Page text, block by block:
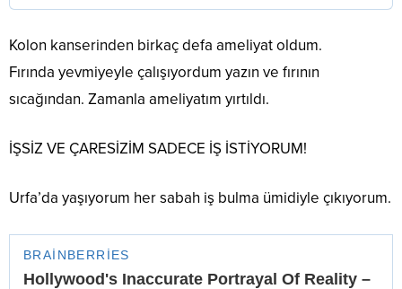
Kolon kanserinden birkaç defa ameliyat oldum.
Fırında yevmiyeyle çalışıyordum yazın ve fırının
sıcağından. Zamanla ameliyatım yırtıldı.
İŞSİZ VE ÇARESİZİM SADECE İŞ İSTİYORUM!
Urfa’da yaşıyorum her sabah iş bulma ümidiyle çıkıyorum.